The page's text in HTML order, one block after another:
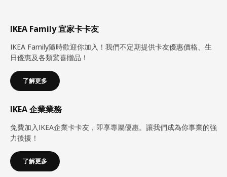
IKEA Family 宜家卡卡友
IKEA Family隨時歡迎你加入！我們不定期提供卡友優惠價格、生
日優惠及各類驚喜贈品！
了解更多
IKEA 企業業務
免費加入IKEA企業卡卡友，即享專屬優惠。讓我們成為你事業的強
力後援！
了解更多